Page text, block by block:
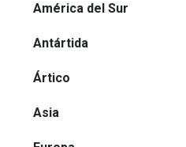
América del Sur
Antártida
Ártico
Asia